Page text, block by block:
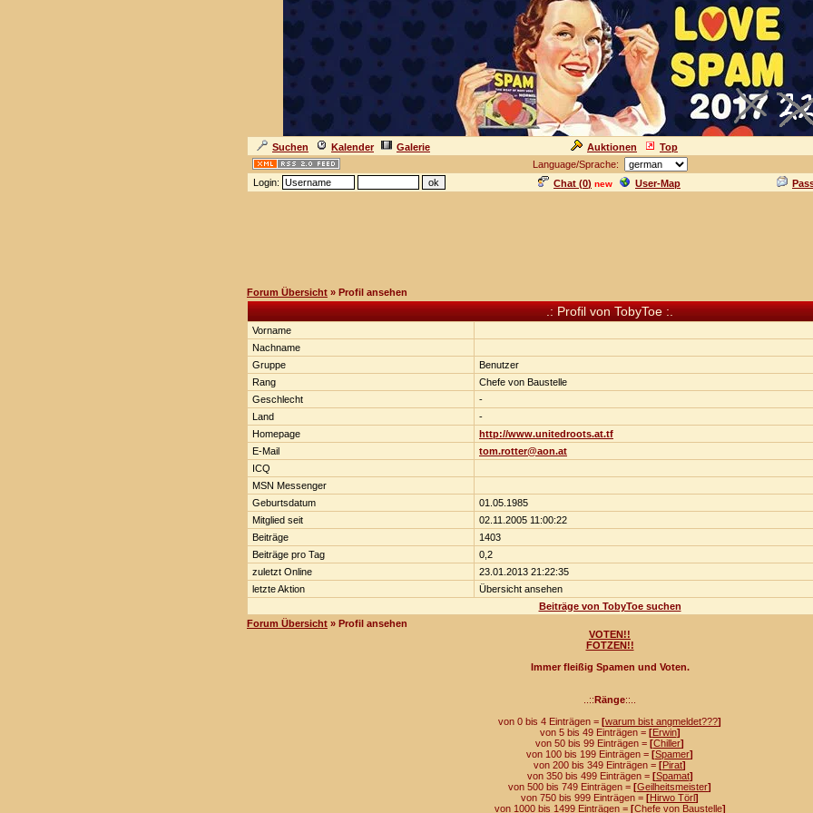
Suchen Kalender Galerie Auktionen Top
Language/Sprache:
Login:
Chat (0) new User-Map
Forum Übersicht » Profil ansehen
.: Profil von TobyToe :.
Vorname
Nachname
Gruppe
Benutzer
Rang
Chefe von Baustelle
Geschlecht
-
Land
-
Homepage
http://www.unitedroots.at.tf
E-Mail
tom.rotter@aon.at
ICQ
MSN Messenger
Geburtsdatum
01.05.1985
Mitglied seit
02.11.2005 11:00:22
Beiträge
1403
Beiträge pro Tag
0,2
zuletzt Online
23.01.2013 21:22:35
letzte Aktion
Übersicht ansehen
Beiträge von TobyToe suchen
Forum Übersicht » Profil ansehen
VOTEN!!
FOTZEN!!
Immer fleißig Spamen und Voten.
..::Ränge::..
von 0 bis 4 Einträgen = [warum bist angmeldet???]
von 5 bis 49 Einträgen = [Erwin]
von 50 bis 99 Einträgen = [Chiller]
von 100 bis 199 Einträgen = [Spamer]
von 200 bis 349 Einträgen = [Pirat]
von 350 bis 499 Einträgen = [Spamat]
von 500 bis 749 Einträgen = [Geilheitsmeister]
von 750 bis 999 Einträgen = [Hirwo Törl]
von 1000 bis 1499 Einträgen = [Chefe von Baustelle]